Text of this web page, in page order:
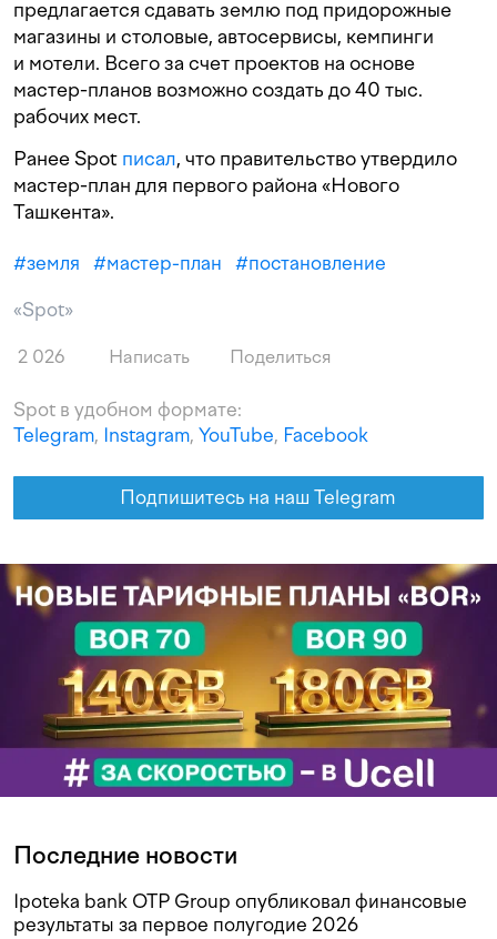
предлагается сдавать землю под придорожные
магазины и столовые, автосервисы, кемпинги
и мотели. Всего за счет проектов на основе
мастер-планов возможно создать до 40 тыс.
рабочих мест.
Ранее Spot писал, что правительство утвердило
мастер-план для первого района «Нового
Ташкента».
#земля #мастер-план #постановление
«Spot»
2 026 Написать Поделиться
Spot в удобном формате:
Telegram, Instagram, YouTube, Facebook
Подпишитесь на наш Telegram
Последние новости
Ipoteka bank OTP Group опубликовал финансовые
результаты за первое полугодие 2026